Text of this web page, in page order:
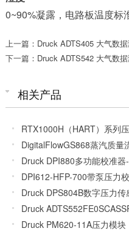
0~90%凝露，电路板温度标
上一篇：Druck ADTS405 大气数
下一篇：Druck ADTS542 大气数
相关产品
RTX1000H（HART）系列
DigitalFlowGS868蒸汽质量
Druck DPI880多功能校准器
DPI612-HFP-700带泵压力
Druck DPS804B数字压力传
Druck
Druck PM620-11A压力模块